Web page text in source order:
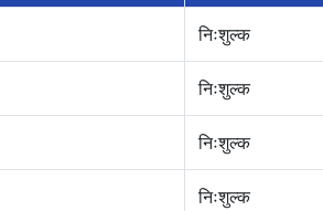
निःशुल्क
निःशुल्क
निःशुल्क
निःशुल्क